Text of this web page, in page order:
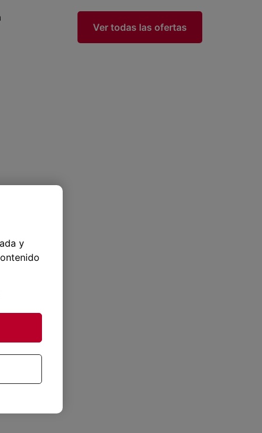
Ver todas las ofertas
y